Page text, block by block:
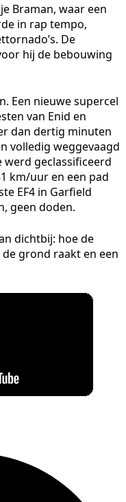
Braman, waar een
in rap tempo,
De
hij de bebouwing
Een nieuwe supercel
van Enid en
dan dertig minuten
volledig weggevaagd
werd geclassificeerd
km/uur en een pad
EF4 in Garfield
geen doden.
dichtbij: hoe de
grond raakt en een